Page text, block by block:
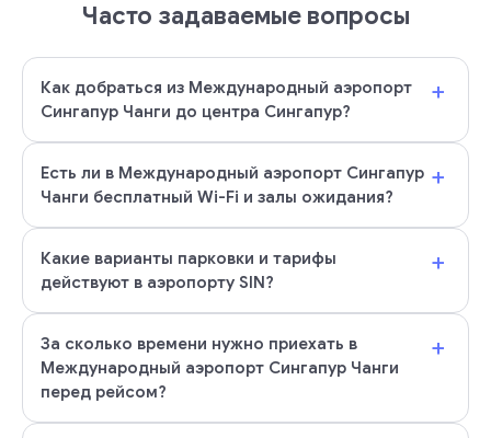
Часто задаваемые вопросы
Как добраться из Международный аэропорт
Сингапур Чанги до центра Сингапур?
+
Есть ли в Международный аэропорт Сингапур
Чанги бесплатный Wi-Fi и залы ожидания?
+
Какие варианты парковки и тарифы
действуют в аэропорту SIN?
+
За сколько времени нужно приехать в
Международный аэропорт Сингапур Чанги
перед рейсом?
+